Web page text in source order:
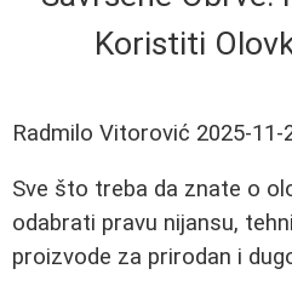
Koristiti
Radmilo Vitorović 2025-11-
Sve što treba da znate o
odabrati pravu nijansu,
proizvode za prirodan i